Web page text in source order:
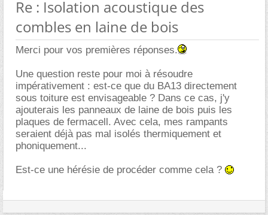
Re : Isolation acoustique des
combles en laine de bois
Merci pour vos premières réponses.
Une question reste pour moi à résoudre
impérativement : est-ce que du BA13 directement
sous toiture est envisageable ? Dans ce cas, j'y
ajouterais les panneaux de laine de bois puis les
plaques de fermacell. Avec cela, mes rampants
seraient déjà pas mal isolés thermiquement et
phoniquement...
Est-ce une hérésie de procéder comme cela ?